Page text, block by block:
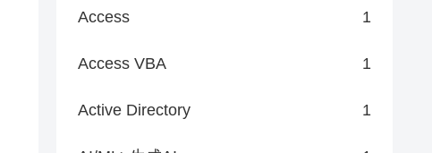
Access 1
Access VBA 1
Active Directory 1